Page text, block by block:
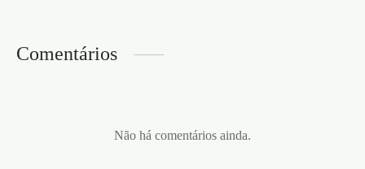
Comentários
Não há comentários ainda.